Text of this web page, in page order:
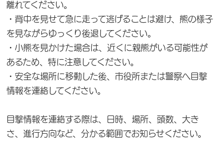
離れてください。
・背中を見せて急に走って逃げることは避け、熊の様子
を見ながらゆっくり後退してください。
・小熊を見かけた場合は、近くに親熊がいる可能性が
あるため、特に注意してください。
・安全な場所に移動した後、市役所または警察へ目撃
情報を連絡してください。
目撃情報を連絡する際は、日時、場所、頭数、大き
さ、進行方向など、分かる範囲でお知らせください。